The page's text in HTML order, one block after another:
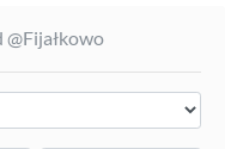
@Fijałkowo